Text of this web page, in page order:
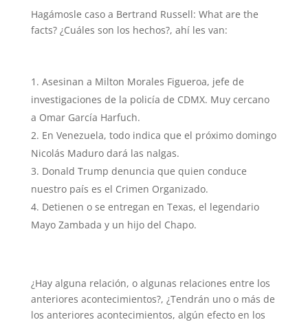
Hagámosle caso a Bertrand Russell: What are the
facts? ¿Cuáles son los hechos?, ahí les van:
Asesinan a Milton Morales Figueroa, jefe de
investigaciones de la policía de CDMX. Muy cercano
a Omar García Harfuch.
En Venezuela, todo indica que el próximo domingo
Nicolás Maduro dará las nalgas.
Donald Trump denuncia que quien conduce
nuestro país es el Crimen Organizado.
Detienen o se entregan en Texas, el legendario
Mayo Zambada y un hijo del Chapo.
¿Hay alguna relación, o algunas relaciones entre los
anteriores acontecimientos?, ¿Tendrán uno o más de
los anteriores acontecimientos, algún efecto en los